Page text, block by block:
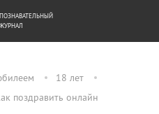
18 лет
поздравить онлайн
ДЕНЬГИ
ПОЗНАВАТЕЛЬНЫЙ
ЖУРНАЛ